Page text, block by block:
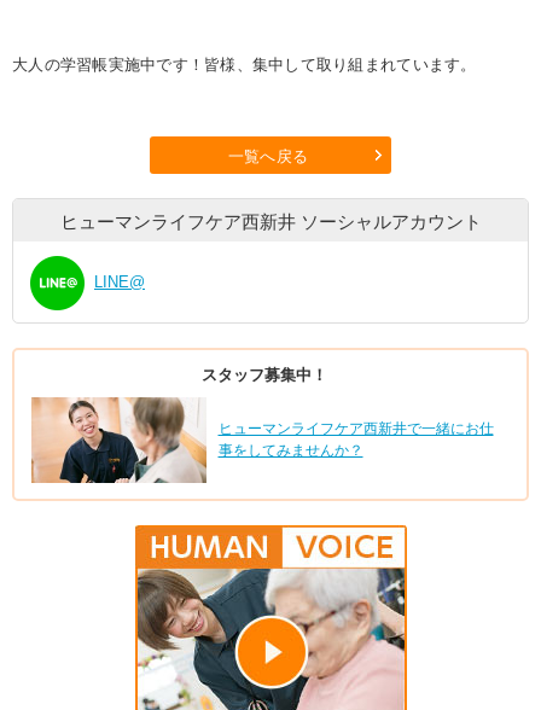
大人の学習帳実施中です！皆様、集中して取り組まれています。
一覧へ戻る
ヒューマンライフケア西新井 ソーシャルアカウント
LINE@
スタッフ募集中！
ヒューマンライフケア西新井で一緒にお仕
事をしてみませんか？